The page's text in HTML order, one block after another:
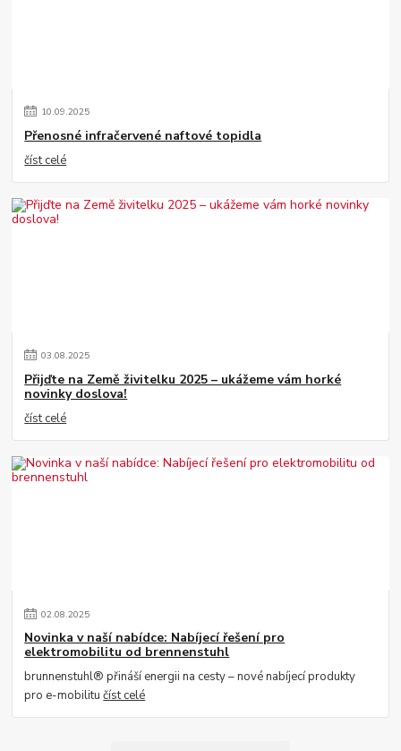
10.09.2025
Přenosné infračervené naftové topidla
číst celé
03.08.2025
Přijďte na Země živitelku 2025 – ukážeme vám horké
novinky doslova!
číst celé
02.08.2025
Novinka v naší nabídce: Nabíjecí řešení pro
elektromobilitu od brennenstuhl
brunnenstuhl® přináší energii na cesty – nové nabíjecí produkty
pro e-mobilitučíst celé